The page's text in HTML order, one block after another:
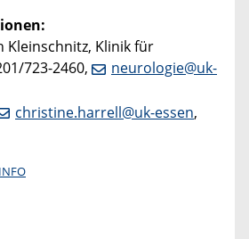
Kleinschnitz, Klinik für
723-2460,
neurologie@uk-
christine.harrell@uk-essen,